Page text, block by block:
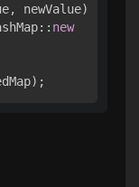
newValue) ->
new